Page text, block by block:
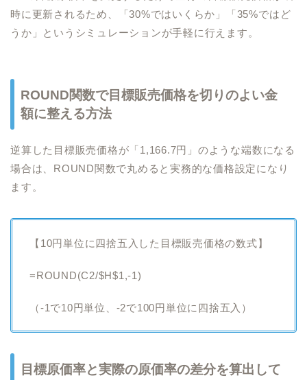
時に更新されるため、「30%ではいくらか」「35%ではど
うか」というシミュレーションが手軽に行えます。
ROUND関数で目標販売価格を切りのよい金
額に整える方法
逆算した目標販売価格が「1,166.7円」のような端数になる
場合は、ROUND関数で丸めると実務的な価格設定になり
ます。
【10円単位に四捨五入した目標販売価格の数式】
=ROUND(C2/$H$1,-1)
（-1で10円単位、-2で100円単位に四捨五入）
目標原価率と実際の原価率の差分を算出して